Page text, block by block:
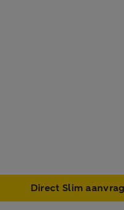
Direct Slim